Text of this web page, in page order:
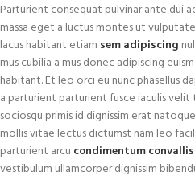
Parturient consequat pulvinar ante dui
massa eget a luctus montes ut
lacus habitant etiam sem adipiscing
mus cubilia a mus donec adipiscing
habitant. Et leo orci eu nunc phasellus
a parturient parturient fusce iaculis
sociosqu primis id dignissim erat
mollis vitae lectus dictumst nam leo
parturient arcu condimentum convallis
vestibulum ullamcorper dignissim